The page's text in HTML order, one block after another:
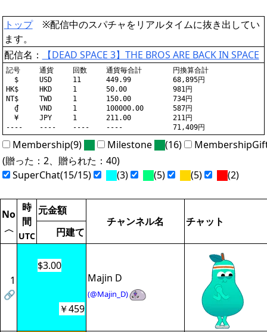
トップ※配信中のスパチャをリアルタイムに抜き出してい
ます。
配信名：
【DEAD SPACE 3】THE BROS ARE BACK IN SPACE
記号	通貨	回数	通貨毎合計	円換算合計
  $	USD	11	449.99		68,895円
HK$	HKD	1	50.00		981円
NT$	TWD	1	150.00		734円
  ₫	VND	1	100000.00	587円
  ¥	JPY	1	211.00		211円
Membership(9) Milestone (16)
(贈った：2、贈られた：40)
SuperChat(15/15)
(3) (5) (5) (2)
No
〈
時
間
UTC
元金額
チャンネル名
チャット
円建て
1
🔗
$3.00
Majin D
(@Majin_D)
￥459